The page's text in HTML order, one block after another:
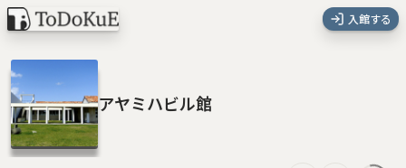
入館する
アヤミハビル館